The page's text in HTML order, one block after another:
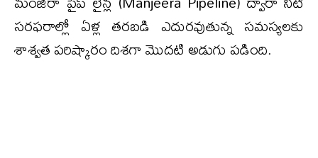
సరఫరాల్లో ఏళ్ల తరబడి ఎదురవుతున్న సమస్యలకు
శాశ్వత పరిష్కారం దిశగా మొదటి అడుగు పడింది.